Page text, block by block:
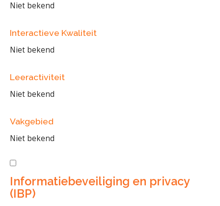
Niet bekend
Interactieve Kwaliteit
Niet bekend
Leeractiviteit
Niet bekend
Vakgebied
Niet bekend
Informatiebeveiliging en privacy
(IBP)